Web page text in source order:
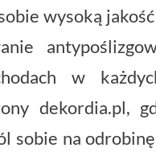
wysoką
w
dekordia.pl,
sobie na